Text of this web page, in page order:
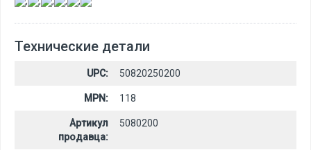
Технические детали
UPC: 50820250200
MPN: 118
Артикул
продавца:
5080200